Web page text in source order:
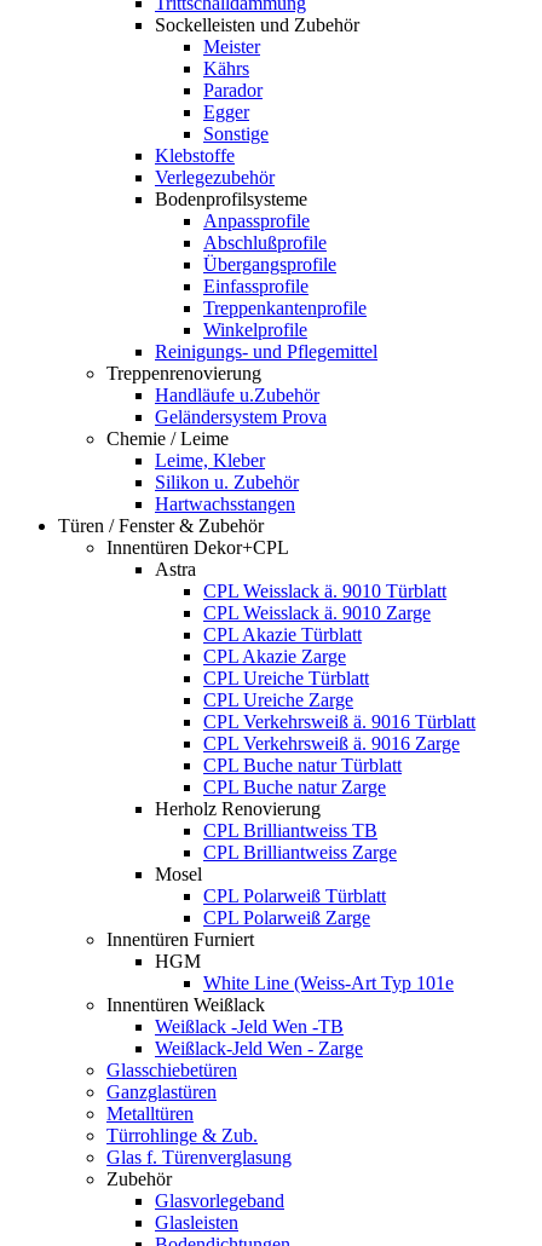
Sockelleisten und Zubehör
Meister
Kährs
Parador
Egger
Sonstige
Klebstoffe
Verlegezubehör
Bodenprofilsysteme
Anpassprofile
Abschlußprofile
Übergangsprofile
Einfassprofile
Treppenkantenprofile
Winkelprofile
Reinigungs- und Pflegemittel
Treppenrenovierung
Handläufe u.Zubehör
Geländersystem Prova
Chemie / Leime
Leime, Kleber
Silikon u. Zubehör
Hartwachsstangen
Türen / Fenster & Zubehör
Innentüren Dekor+CPL
Astra
CPL Weisslack ä. 9010 Türblatt
CPL Weisslack ä. 9010 Zarge
CPL Akazie Türblatt
CPL Akazie Zarge
CPL Ureiche Türblatt
CPL Ureiche Zarge
CPL Verkehrsweiß ä. 9016 Türblatt
CPL Verkehrsweiß ä. 9016 Zarge
CPL Buche natur Türblatt
CPL Buche natur Zarge
Herholz Renovierung
CPL Brilliantweiss TB
CPL Brilliantweiss Zarge
Mosel
CPL Polarweiß Türblatt
CPL Polarweiß Zarge
Innentüren Furniert
HGM
White Line (Weiss-Art Typ 101e
Innentüren Weißlack
Weißlack -Jeld Wen -TB
Weißlack-Jeld Wen - Zarge
Glasschiebetüren
Ganzglastüren
Metalltüren
Türrohlinge & Zub.
Glas f. Türenverglasung
Zubehör
Glasvorlegeband
Glasleisten